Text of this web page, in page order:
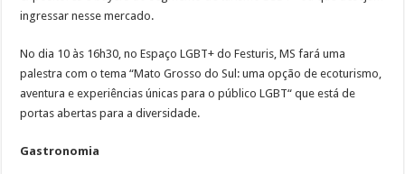
ingressar nesse mercado.
No dia 10 às 16h30, no Espaço LGBT+ do Festuris, MS fará uma
palestra com o tema “Mato Grosso do Sul: uma opção de ecoturismo,
aventura e experiências únicas para o público LGBT“ que está de
portas abertas para a diversidade.
Gastronomia